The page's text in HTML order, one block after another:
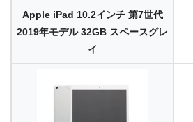
Apple iPad 10.2インチ 第7世代
2019年モデル 32GB スペースグレ
イ